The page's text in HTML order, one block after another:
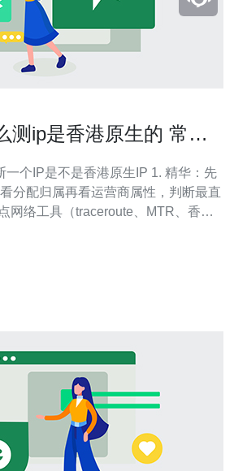
测ip是香港原生的 常见
是不是香港原生IP 1. 精华：先
分配归属再看运营商属性，判断最直
多家GeoIP数据库（MaxMind、ipinf